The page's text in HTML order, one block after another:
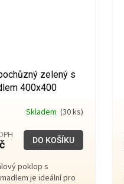
zelený s
400x400
Skladem (30 ks)
DO KOŠÍKU
poklop s
je ideální pro